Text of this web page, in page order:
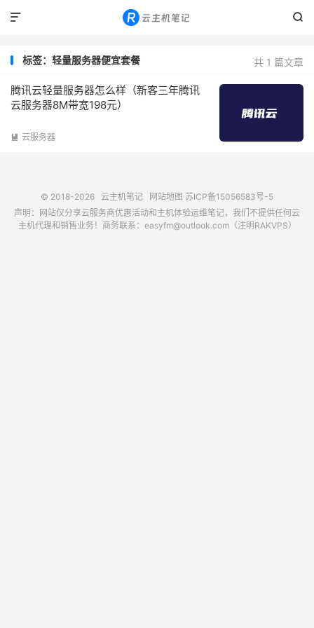


共 1 篇文章
标签：轻量服务器便宜套餐
腾讯云轻量服务器怎么样（新客三年腾讯
云服务器8M带宽198元）
 云服务器
© 2018-2026 云主机笔记 网站地图 苏ICP备15056583号-5
声明：网站仅分享云服务商优惠活动和主机体验运维笔记，我们不提供任何云
主机代理和销售业务！商务联系：easyfm@outlook.com（注明RAKVPS）